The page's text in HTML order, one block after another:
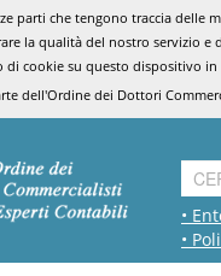
parti che tengono traccia
la qualità del nostro servizio e
di cookie su questo dispositivo
dell'Ordine dei Dottori
•
•